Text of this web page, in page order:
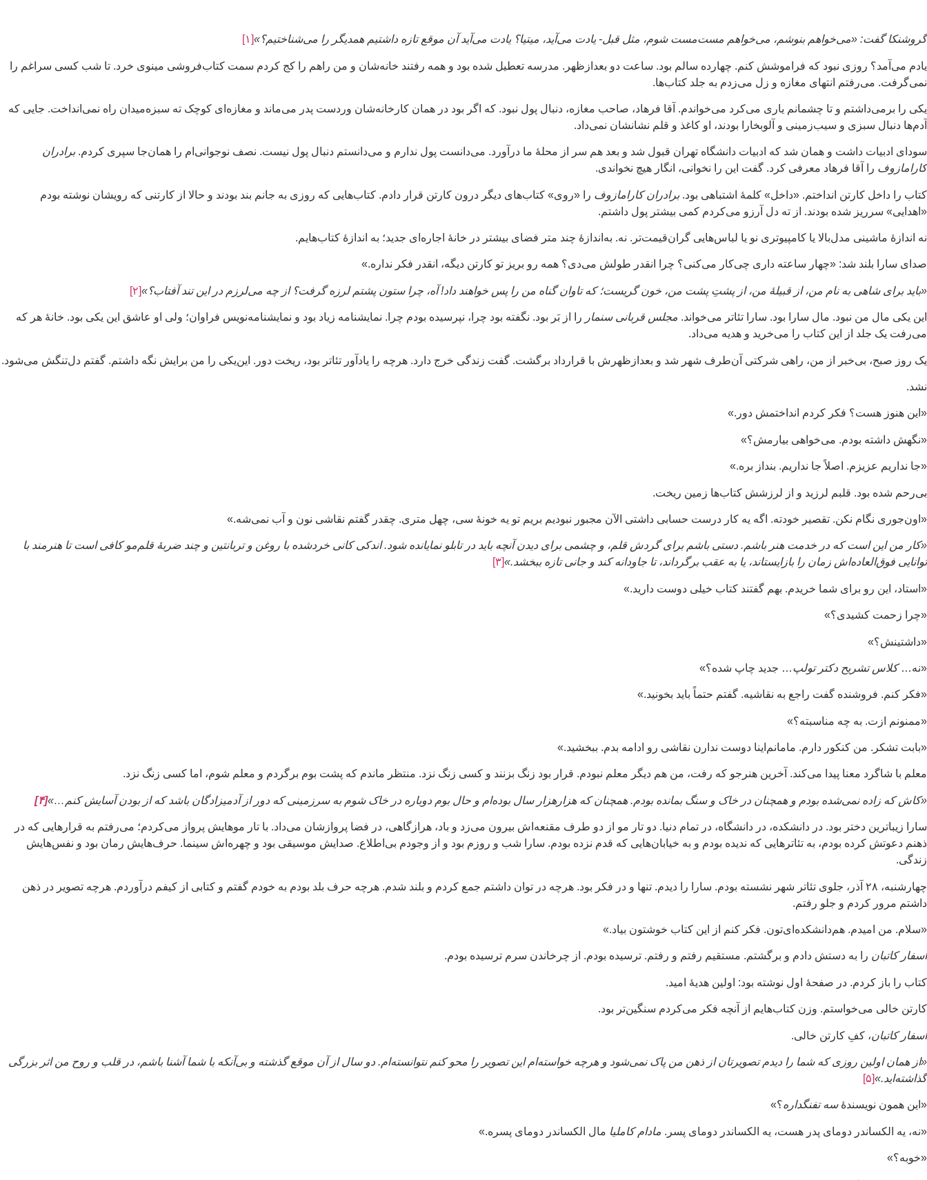
گروشنکا گفت: «می‌خواهم بنوشم، می‌خواهم مست‌مست شوم، مثل قبل- یادت می‌آید، میتیا؟ یادت می‌آید آن موقع تازه داشتیم همدیگر را می‌شناختیم؟»[۱]
یادم می‌آمد؟ روزی نبود که فراموشش کنم. چهارده سالم بود. ساعت دو بعدازظهر. مدرسه تعطیل شده بود و همه رفتند خانه‌شان و من راهم را کج کردم سمت کتاب‌فروشی مینوی خرد. تا شب کسی سراغم را
نمی‌گرفت. می‌رفتم انتهای مغازه و زل می‌زدم به جلد کتاب‌ها.
یکی را برمی‌داشتم و تا چشمانم یاری می‌کرد می‌خواندم. آقا فرهاد، صاحب مغازه، دنبال پول نبود. که اگر بود در همان کارخانه‌شان وردست پدر می‌ماند و مغازه‌ای کوچک ته سبزه‌میدان راه نمی‌انداخت. جایی که
آدم‌ها دنبال سبزی و سیب‌زمینی و آلوبخارا بودند، او کاغذ و قلم نشانشان نمی‌داد.
سودای ادبیات داشت و همان شد که ادبیات دانشگاه تهران قبول شد و بعد هم سر از محلهٔ ما درآورد. می‌دانست پول ندارم و می‌دانستم دنبال پول نیست. نصف نوجوانی‌ام را همان‌جا سپری کردم. برادران
کارامازوف را آقا فرهاد معرفی کرد. گفت این را نخوانی، انگار هیچ نخواندی.
کتاب را داخل کارتن انداختم. «داخل» کلمهٔ اشتباهی بود. برادران کارامازوف را «روی» کتاب‌های دیگر درون کارتن قرار دادم. کتاب‌هایی که روزی به جانم بند بودند و حالا از کارتنی که رویشان نوشته بودم
«اهدایی» سرریز شده بودند. از ته دل آرزو می‌کردم کمی بیشتر پول داشتم.
نه اندازهٔ ماشینی مدل‌بالا یا کامپیوتری نو یا لباس‌هایی گران‌قیمت‌تر. نه. به‌اندازهٔ چند متر فضای بیشتر در خانهٔ اجاره‌ای جدید؛ به اندازهٔ کتاب‌هایم.
صدای سارا بلند شد: «چهار ساعته داری چی‌کار می‌کنی؟ چرا انقدر طولش می‌دی؟ همه رو بریز تو کارتن دیگه، انقدر فکر نداره.»
«باید برای شاهی به نام من، از قبیلهٔ من، از پشتِ پشت من، خون گریست؛ که تاوان گناه من را پس خواهند داد! آه، چرا ستون پشتم لرزه گرفت؟ از چه می‌لرزم در این تند آفتاب؟»[۲]
این یکی مال من نبود. مال سارا بود. سارا تئاتر می‌خواند. مجلس قربانی سنمار را از بَر بود. نگفته بود چرا، نپرسیده بودم چرا. نمایشنامه زیاد بود و نمایشنامه‌نویس فراوان؛ ولی او عاشق این یکی بود. خانهٔ هر که
می‌رفت یک جلد از این کتاب را می‌خرید و هدیه می‌داد.
یک روز صبح، بی‌خبر از من، راهی شرکتی آن‌طرف شهر شد و بعدازظهرش با قرارداد برگشت. گفت زندگی خرج دارد. هرچه را یادآور تئاتر بود، ریخت دور. این‌یکی را من برایش نگه داشتم. گفتم دل‌تنگش می‌شود.
نشد.
«این هنوز هست؟ فکر کردم انداختمش دور.»
«نگهش داشته بودم. می‌خواهی بیارمش؟»
«جا نداریم عزیزم. اصلاً جا نداریم. بنداز بره.»
بی‌رحم شده بود. قلبم لرزید و از لرزشش کتاب‌ها زمین ریخت.
«اون‌جوری نگام نکن. تقصیر خودته. اگه یه کار درست حسابی داشتی الآن مجبور نبودیم بریم تو یه خونهٔ سی، چهل متری. چقدر گفتم نقاشی نون و آب نمی‌شه.»
«کار من این است که در خدمت هنر باشم. دستی باشم برای گردش قلم، و چشمی برای دیدن آنچه باید در تابلو نمایانده شود. اندکی کانی خردشده با روغن و تربانتین و چند ضربهٔ قلم‌مو کافی است تا هنرمند با
توانایی فوق‌العاده‌اش زمان را بازایستاند، یا به عقب برگرداند، تا جاودانه کند و جانی تازه ببخشد.»[۳]
«استاد، این رو برای شما خریدم. بهم گفتند کتاب خیلی دوست دارید.»
«چرا زحمت کشیدی؟»
«داشتینش؟»
«نه…کلاس تشریح دکتر تولپ… جدید چاپ شده؟»
«فکر کنم. فروشنده گفت راجع به نقاشیه. گفتم حتماً باید بخونید.»
«ممنونم ازت. به چه مناسبته؟»
«بابت تشکر. من کنکور دارم. مامانم‌اینا دوست ندارن نقاشی رو ادامه بدم. ببخشید.»
معلم با شاگرد معنا پیدا می‌کند. آخرین هنرجو که رفت، من هم دیگر معلم نبودم. قرار بود زنگ بزنند و کسی زنگ نزد. منتظر ماندم که پشت بوم برگردم و معلم شوم، اما کسی زنگ نزد.
«کاش که زاده نمی‌شده بودم و همچنان در خاک و سنگ بمانده بودم. همچنان که هزارهزار سال بوده‌ام و حال بوم دوباره در خاک شوم به سرزمینی که دور از آدمیزادگان باشد که از بودن آسایش کنم…»[۴]
سارا زیباترین دختر بود. در دانشکده، در دانشگاه، در تمام دنیا. دو تار مو از دو طرف مقنعه‌اش بیرون می‌زد و باد، هرازگاهی، در فضا پروازشان می‌داد. با تار موهایش پرواز می‌کردم؛ می‌رفتم به قرارهایی که در
ذهنم دعوتش کرده بودم، به تئاترهایی که ندیده بودم و به خیابان‌هایی که قدم نزده بودم. سارا شب و روزم بود و از وجودم بی‌اطلاع. صدایش موسیقی بود و چهره‌اش سینما. حرف‌هایش رمان بود و نفس‌هایش
زندگی.
چهارشنبه، ۲۸ آذر، جلوی تئاتر شهر نشسته بودم. سارا را دیدم. تنها و در فکر بود. هرچه در توان داشتم جمع کردم و بلند شدم. هرچه حرف بلد بودم به خودم گفتم و کتابی از کیفم درآوردم. هرچه تصویر در ذهن
داشتم مرور کردم و جلو رفتم.
«سلام. من امیدم. هم‌دانشکده‌ای‌تون. فکر کنم از این کتاب خوشتون بیاد.»
اسفار کاتبان را به دستش دادم و برگشتم. مستقیم رفتم و رفتم. ترسیده بودم. از چرخاندن سرم ترسیده بودم.
کتاب را باز کردم. در صفحهٔ اول نوشته بود: اولین هدیهٔ امید.
کارتن خالی می‌خواستم. وزن کتاب‌هایم از آنچه فکر می‌کردم سنگین‌تر بود.
اسفار کاتبان، کفِ کارتن خالی.
«از همان اولین روزی که شما را دیدم تصویرتان از ذهن من پاک نمی‌شود و هرچه خواسته‌ام این تصویر را محو کنم نتوانسته‌ام. دو سال از آن موقع گذشته و بی‌آنکه با شما آشنا باشم، در قلب و روح من اثر بزرگی
گذاشته‌اید.»[۵]
«این همون نویسندهٔسه تفنگداره؟»
«نه، یه الکساندر دومای پدر هست، یه الکساندر دومای پسر. مادام کاملیا مال الکساندر دومای پسره.»
«خوبه؟»